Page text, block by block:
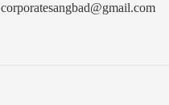
corporatesangbad@gmail.com